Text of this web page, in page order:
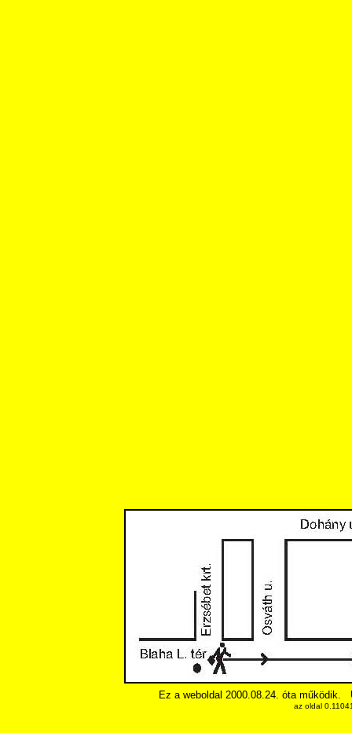
Ez a weboldal 2000.08.24. óta működik.
az oldal